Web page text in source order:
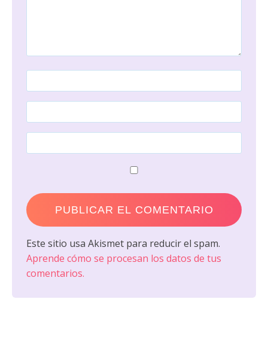
Este sitio usa Akismet para reducir el spam.
Aprende cómo se procesan los datos de tus
comentarios.